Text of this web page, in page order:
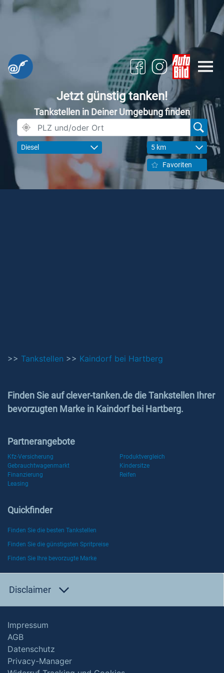
Jetzt günstig tanken!
Tankstellen in Deiner Umgebung finden
Diesel 5 km
Favoriten
>> Tankstellen >> Kaindorf bei Hartberg
Finden Sie auf clever-tanken.de die Tankstellen Ihrer
bevorzugten Marke in Kaindorf bei Hartberg.
Partnerangebote
Kfz-Versicherung
Produktvergleich
Gebrauchtwagenmarkt
Kindersitze
Finanzierung
Reifen
Leasing
Quickfinder
Finden Sie die besten Tankstellen
Finden Sie die günstigsten Spritpreise
Finden Sie Ihre bevorzugte Marke
Disclaimer
Impressum
AGB
Datenschutz
Privacy-Manager